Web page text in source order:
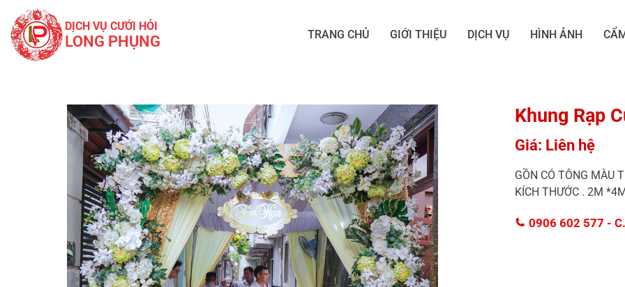
DỊCH VỤ CƯỚI HỎI
LONG PHỤNG TRANG CHỦ GIỚI THIỆU DỊCH VỤ HÌNH ẢNH
Khung Rạp
Giá: Liên hệ
GỒN CÓ TÔNG MÀU
KÍCH THƯỚC . 2M
0906 602 577 -